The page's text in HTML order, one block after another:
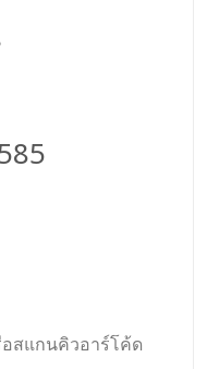
สแกนคิวอาร์โค้ด